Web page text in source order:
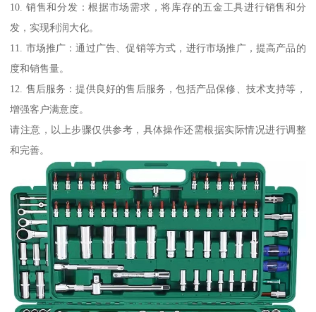
10. 销售和分发：根据市场需求，将库存的五金工具进行销售和分
发，实现利润大化。
11. 市场推广：通过广告、促销等方式，进行市场推广，提高产品的
度和销售量。
12. 售后服务：提供良好的售后服务，包括产品保修、技术支持等，
增强客户满意度。
请注意，以上步骤仅供参考，具体操作还需根据实际情况进行调整
和完善。